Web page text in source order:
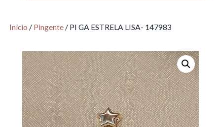
Início / Pingente/ PI GA ESTRELA LISA- 147983